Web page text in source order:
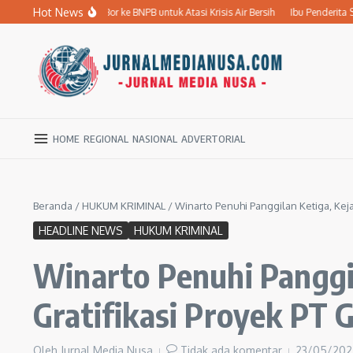
Lewati ke konten
Hot News
10 Sumur Bor ke BNPB untuk Atasi Krisis Air Bersih Ibu Penderita
HOME REGIONAL NASIONAL ADVERTORIAL
Beranda / HUKUM KRIMINAL /Winarto Penuhi Panggilan Ketiga,
HEADLINE NEWS HUKUM KRIMINAL
Winarto Penuhi
Gratifikasi Proyek PT
Oleh Jurnal Media Nusa Tidak ada komentar 23/05/